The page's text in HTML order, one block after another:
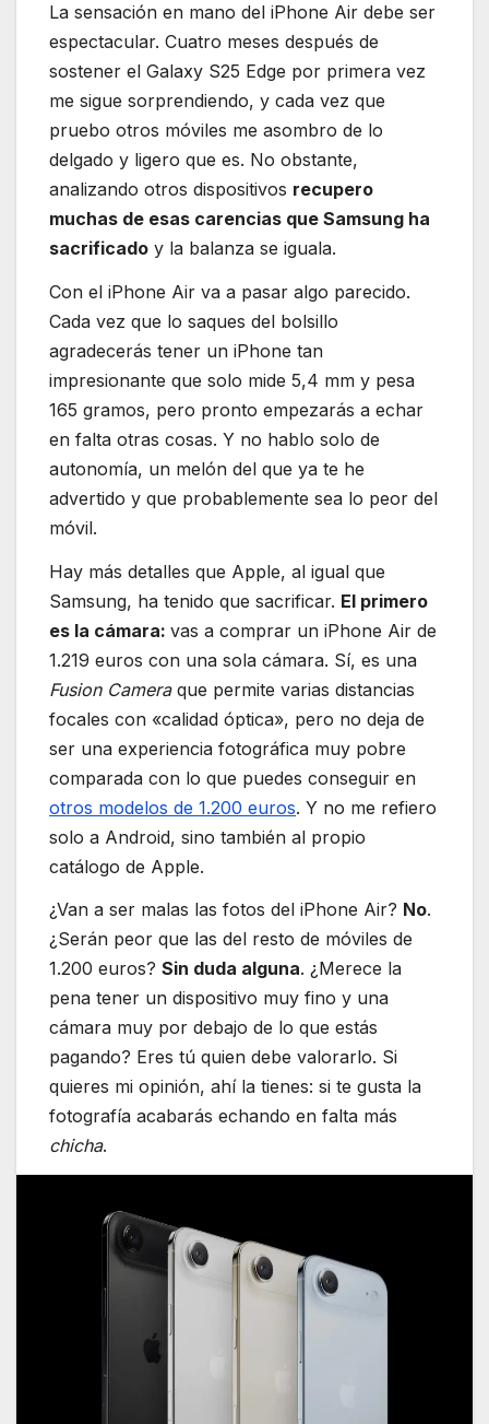
La sensación en mano del iPhone Air debe ser
espectacular. Cuatro meses después de
sostener el Galaxy S25 Edge por primera vez
me sigue sorprendiendo, y cada vez que
pruebo otros móviles me asombro de lo
delgado y ligero que es. No obstante,
analizando otros dispositivos recupero
muchas de esas carencias que Samsung ha
sacrificado y la balanza se iguala.
Con el iPhone Air va a pasar algo parecido.
Cada vez que lo saques del bolsillo
agradecerás tener un iPhone tan
impresionante que solo mide 5,4 mm y pesa
165 gramos, pero pronto empezarás a echar
en falta otras cosas. Y no hablo solo de
autonomía, un melón del que ya te he
advertido y que probablemente sea lo peor del
móvil.
Hay más detalles que Apple, al igual que
Samsung, ha tenido que sacrificar. El primero
es la cámara: vas a comprar un iPhone Air de
1.219 euros con una sola cámara. Sí, es una
Fusion Cameraque permite varias distancias
focales con «calidad óptica», pero no deja de
ser una experiencia fotográfica muy pobre
comparada con lo que puedes conseguir en
otros modelos de 1.200 euros. Y no me refiero
solo a Android, sino también al propio
catálogo de Apple.
¿Van a ser malas las fotos del iPhone Air? No.
¿Serán peor que las del resto de móviles de
1.200 euros? Sin duda alguna. ¿Merece la
pena tener un dispositivo muy fino y una
cámara muy por debajo de lo que estás
pagando? Eres tú quien debe valorarlo. Si
quieres mi opinión, ahí la tienes: si te gusta la
fotografía acabarás echando en falta más
chicha.